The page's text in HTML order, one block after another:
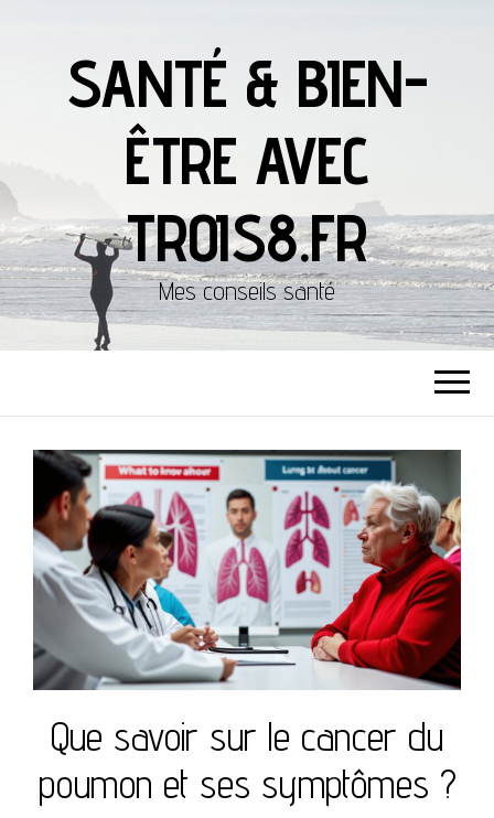
SANTÉ & BIEN-
ÊTRE AVEC
TROIS8.FR
Mes conseils santé
Que savoir sur le cancer du
poumon et ses symptômes ?